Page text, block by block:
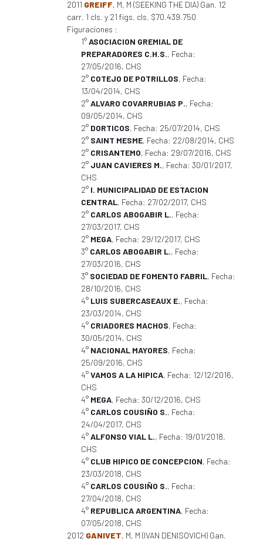
2011 GREIFF, M, M (SEEKING THE DIA) Gan. 12
carr. 1 cls. y 21 figs. cls. $70.439.750
Figuraciones :
1°ASOCIACION GREMIAL DE
PREPARADORES C.H.S., Fecha:
27/05/2016, CHS
2° COTEJO DE POTRILLOS, Fecha:
13/04/2014, CHS
2°ALVARO COVARRUBIAS P., Fecha:
09/05/2014, CHS
2° DORTICOS, Fecha: 25/07/2014, CHS
2° SAINT MESME, Fecha: 22/08/2014, CHS
2° CRISANTEMO, Fecha: 29/07/2016, CHS
2° JUAN CAVIERES M., Fecha: 30/01/2017,
CHS
2° I. MUNICIPALIDAD DE ESTACION
CENTRAL, Fecha: 27/02/2017, CHS
2° CARLOS ABOGABIR L., Fecha:
27/03/2017, CHS
2° MEGA, Fecha: 29/12/2017, CHS
3° CARLOS ABOGABIR L., Fecha:
27/03/2016, CHS
3° SOCIEDAD DE FOMENTO FABRIL, Fecha:
28/10/2016, CHS
4° LUIS SUBERCASEAUX E., Fecha:
23/03/2014, CHS
4° CRIADORES MACHOS, Fecha:
30/05/2014, CHS
4° NACIONAL MAYORES, Fecha:
25/09/2016, CHS
4°VAMOS A LA HIPICA, Fecha: 12/12/2016,
CHS
4° MEGA, Fecha: 30/12/2016, CHS
4° CARLOS COUSIÑO S., Fecha:
24/04/2017, CHS
4°ALFONSO VIAL L., Fecha: 19/01/2018,
CHS
4° CLUB HIPICO DE CONCEPCION, Fecha:
23/03/2018, CHS
4° CARLOS COUSIÑO S., Fecha:
27/04/2018, CHS
4° REPUBLICA ARGENTINA, Fecha:
07/05/2018, CHS
2012 GANIVET, M, M (IVAN DENISOVICH) Gan.